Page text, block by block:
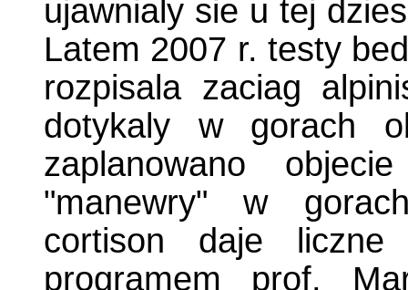
ujawnialy sie u tej
Latem 2007 r. testy
rozpisala zaciag
dotykaly w gorach
zaplanowano
"manewry" w
cortison daje liczne
programem prof.